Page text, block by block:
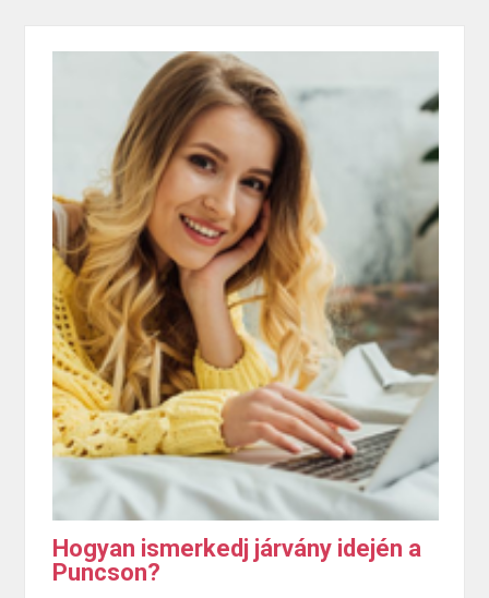
Hogyan ismerkedj járvány idején a
Puncson?